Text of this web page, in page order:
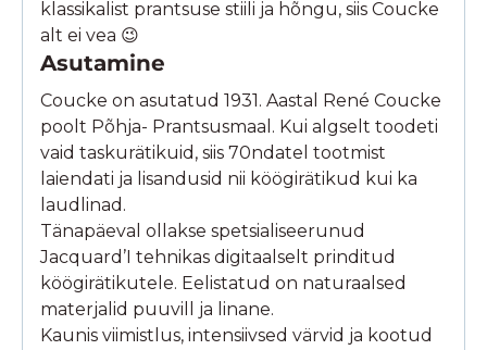
klassikalist prantsuse stiili ja hõngu, siis Coucke
alt ei vea 😉
Asutamine
Coucke on asutatud 1931. Aastal René Coucke
poolt Põhja- Prantsusmaal. Kui algselt toodeti
vaid taskurätikuid, siis 70ndatel tootmist
laiendati ja lisandusid nii köögirätikud kui ka
laudlinad.
Tänapäeval ollakse spetsialiseerunud
Jacquard’I tehnikas digitaalselt prinditud
köögirätikutele. Eelistatud on naturaalsed
materjalid puuvill ja linane.
Kaunis viimistlus, intensiivsed värvid ja kootud